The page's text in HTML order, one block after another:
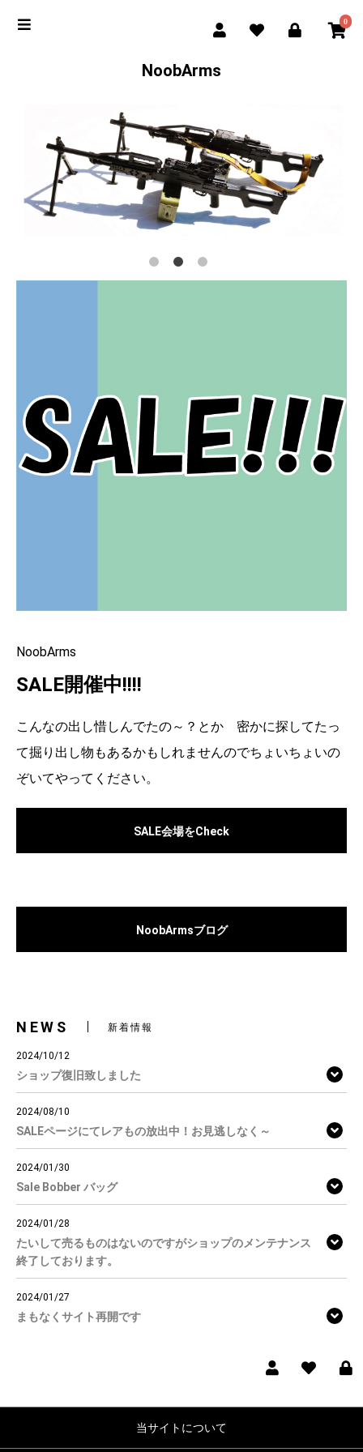
0
NoobArms
NoobArms
SALE開催中!!!!
こんなの出し惜しんでたの～？とか 密かに探してたっ
て掘り出し物もあるかもしれませんのでちょいちょいの
ぞいてやってください。
SALE会場をCheck
NoobArmsブログ
NEWS 新着情報
2024/10/12
ショップ復旧致しました
2024/08/10
SALEページにてレアもの放出中！お見逃しなく～
2024/01/30
Sale Bobber バッグ
2024/01/28
たいして売るものはないのですがショップのメンテナンス
終了しております。
2024/01/27
まもなくサイト再開です
当サイトについて